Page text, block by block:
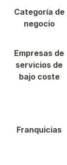
Categoría de
negocio
Empresas de
servicios de
bajo coste
Franquicias